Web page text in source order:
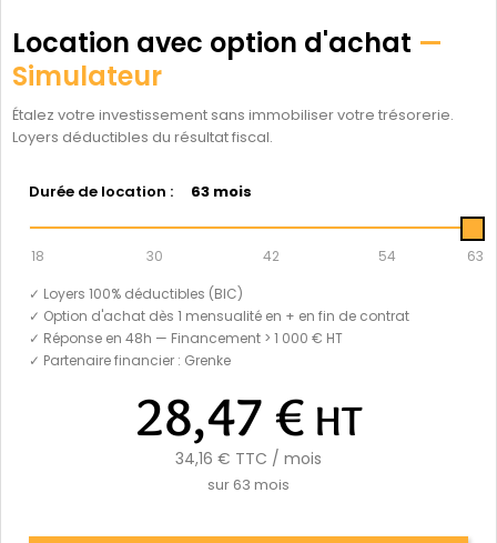
Location avec option d'achat —
Simulateur
Étalez votre investissement sans immobiliser votre trésorerie.
Loyers déductibles du résultat fiscal.
Durée de location : 63 mois
18 30 42 54
63
✓ Loyers 100% déductibles (BIC)
✓ Option d'achat dès 1 mensualité en + en fin de contrat
✓ Réponse en 48h — Financement > 1 000 € HT
✓ Partenaire financier : Grenke
28,47 € HT
34,16 € TTC / mois
sur 63 mois